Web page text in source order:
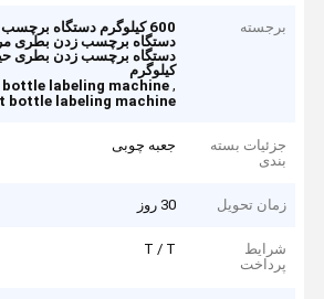
برجسته
600 کیلوگرم دستگاه
کیلوگرم
,
bottle labeling machine
bottle labeling machine
جزئیات بسته
بندی
جعبه چوبی
زمان تحویل 30 روز
شرایط
پرداخت
T / T